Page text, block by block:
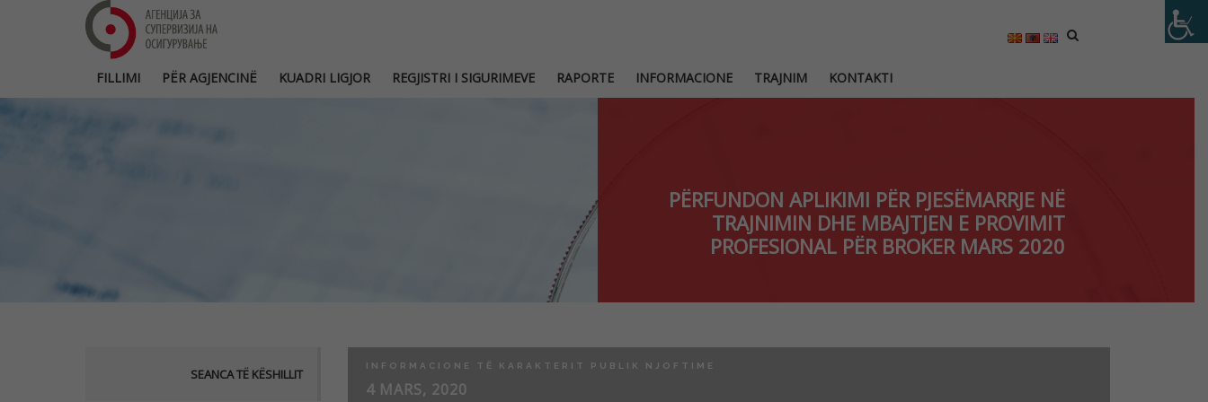
FILLIMI PËR AGJENCINË KUADRI LIGJOR REGJISTRI I SIGURIMEVE RAPORTE INFORMACIONE TRAJNIM KONTAKTI
PËRFUNDON APLIKIMI PËR PJESËMARRJE NË
TRAJNIMIN DHE MBAJTJEN E PROVIMIT
PROFESIONAL PËR BROKER MARS 2020
SEANCA TË KËSHILLIT
INFORMACIONE TË KARAKTERIT PUBLIK NJOFTIME
4 MARS, 2020